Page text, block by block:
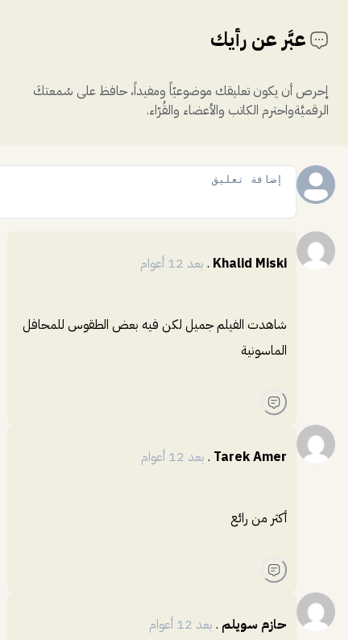
عبَّر عن رأيك
إحرص أن يكون تعليقك موضوعيّاً ومفيداً، حافظ على سُمعتكَ
الرقميَّةواحترم الكاتب والأعضاء والقُرّاء.
Khalid Miski
. بعد 12 أعوام
شاهدت الفيلم جميل لكن فيه بعض الطقوس للمحافل
الماسونية
Tarek Amer
. بعد 12 أعوام
أكثر من رائع
حازم سويلم . بعد 12 أعوام